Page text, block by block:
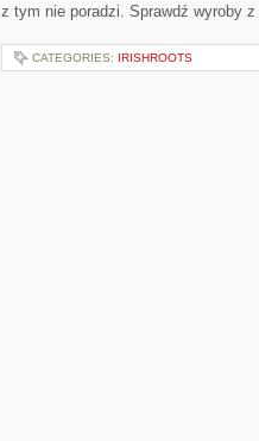
z tym nie poradzi. Sprawdź wyroby
CATEGORIES: IRISHROOTS